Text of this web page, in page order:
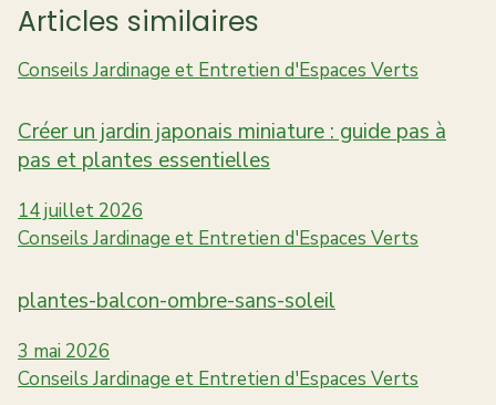
Articles similaires
Conseils Jardinage et Entretien d'Espaces Verts
Créer un jardin japonais miniature : guide pas à
pas et plantes essentielles
14 juillet 2026
Conseils Jardinage et Entretien d'Espaces Verts
plantes-balcon-ombre-sans-soleil
3 mai 2026
Conseils Jardinage et Entretien d'Espaces Verts